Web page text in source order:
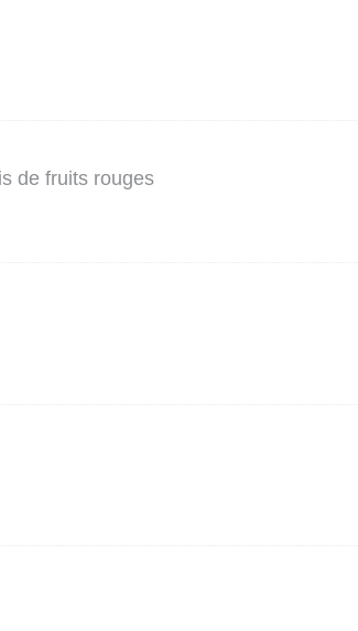
de fruits rouges